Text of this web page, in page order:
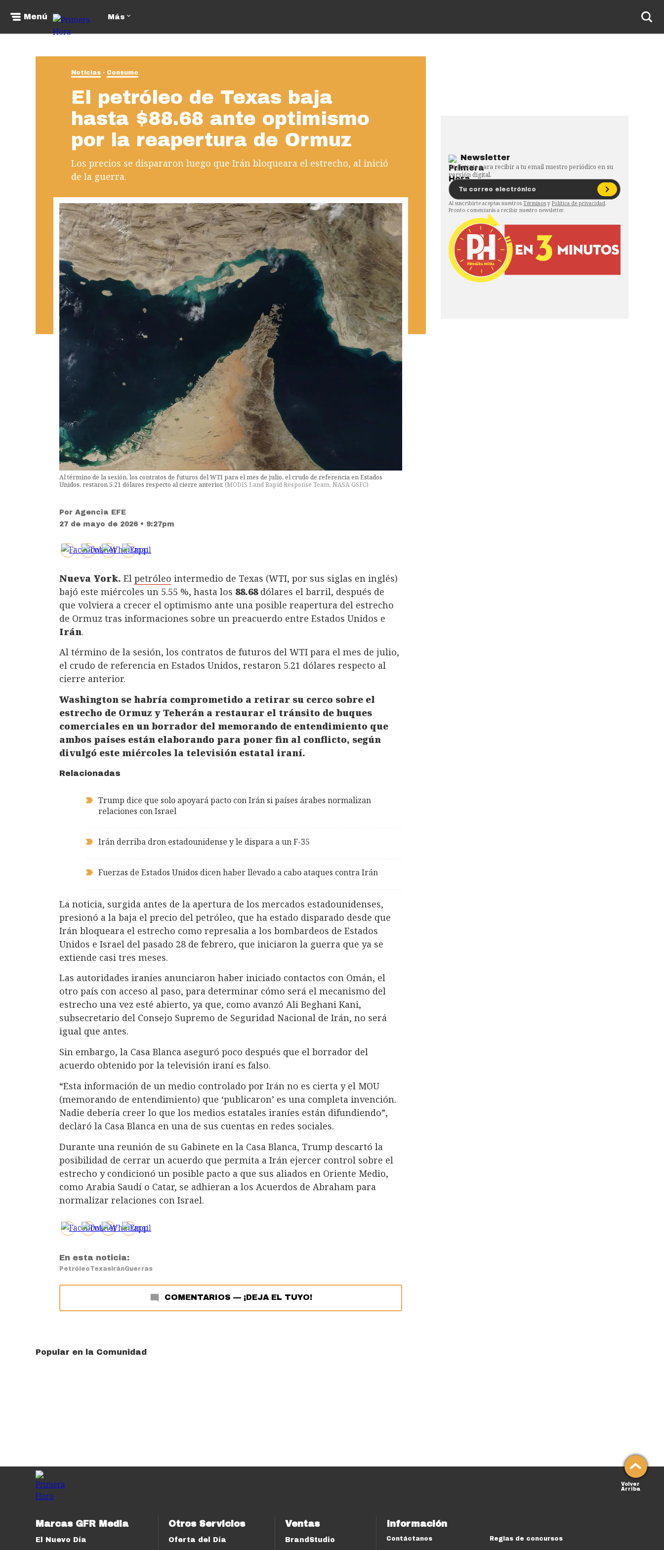
Menú Más
Noticias Consumo
El petróleo de Texas baja
hasta $88.68 ante optimismo
por la reapertura de Ormuz
Los precios se dispararon luego que Irán bloqueara el estrecho, al inició
de la guerra.
Al término de la sesión, los contratos de futuros del WTI para el mes de julio, el crudo de referencia en Estados
Unidos, restaron 5.21 dólares respecto al cierre anterior. (MODIS Land Rapid Response Team, NASA GSFC)
Por Agencia EFE
27 de mayo de 2026 • 9:27pm
Nueva York. El petróleo intermedio de Texas (WTI, por sus siglas en inglés)
bajó este miércoles un 5.55 %, hasta los 88.68 dólares el barril, después de
que volviera a crecer el optimismo ante una posible reapertura del estrecho
de Ormuz tras informaciones sobre un preacuerdo entre Estados Unidos e
Irán.
Al término de la sesión, los contratos de futuros del WTI para el mes de julio,
el crudo de referencia en Estados Unidos, restaron 5.21 dólares respecto al
cierre anterior.
Washington se habría comprometido a retirar su cerco sobre el
estrecho de Ormuz y Teherán a restaurar el tránsito de buques
comerciales en un borrador del memorando de entendimiento que
ambos países están elaborando para poner fin al conflicto, según
divulgó este miércoles la televisión estatal iraní.
Relacionadas
Trump dice que solo apoyará pacto con Irán si países árabes normalizan
relaciones con Israel
Irán derriba dron estadounidense y le dispara a un F-35
Fuerzas de Estados Unidos dicen haber llevado a cabo ataques contra Irán
La noticia, surgida antes de la apertura de los mercados estadounidenses,
presionó a la baja el precio del petróleo, que ha estado disparado desde que
Irán bloqueara el estrecho como represalia a los bombardeos de Estados
Unidos e Israel del pasado 28 de febrero, que iniciaron la guerra que ya se
extiende casi tres meses.
Las autoridades iraníes anunciaron haber iniciado contactos con Omán, el
otro país con acceso al paso, para determinar cómo será el mecanismo del
estrecho una vez esté abierto, ya que, como avanzó Ali Beghani Kani,
subsecretario del Consejo Supremo de Seguridad Nacional de Irán, no será
igual que antes.
Sin embargo, la Casa Blanca aseguró poco después que el borrador del
acuerdo obtenido por la televisión iraní es falso.
“Esta información de un medio controlado por Irán no es cierta y el MOU
(memorando de entendimiento) que ‘publicaron’ es una completa invención.
Nadie debería creer lo que los medios estatales iraníes están difundiendo”,
declaró la Casa Blanca en una de sus cuentas en redes sociales.
Durante una reunión de su Gabinete en la Casa Blanca, Trump descartó la
posibilidad de cerrar un acuerdo que permita a Irán ejercer control sobre el
estrecho y condicionó un posible pacto a que sus aliados en Oriente Medio,
como Arabia Saudí o Catar, se adhieran a los Acuerdos de Abraham para
normalizar relaciones con Israel.
En esta noticia:
PetróleoTexasIránGuerras
COMENTARIOS — ¡DEJA EL TUYO!
Popular en la Comunidad
Newsletter
Regístrate para recibir a tu email nuestro periódico en su
versión digital.
Al suscribirte aceptas nuestros Términos y Política de privacidad.
Pronto comenzarás a recibir nuestro newsletter.
Volver
Arriba
Marcas GFR Media
El Nuevo Día
Otros Servicios
Oferta del Día
Ventas
BrandStudio
Información
Contáctanos Reglas de concursos